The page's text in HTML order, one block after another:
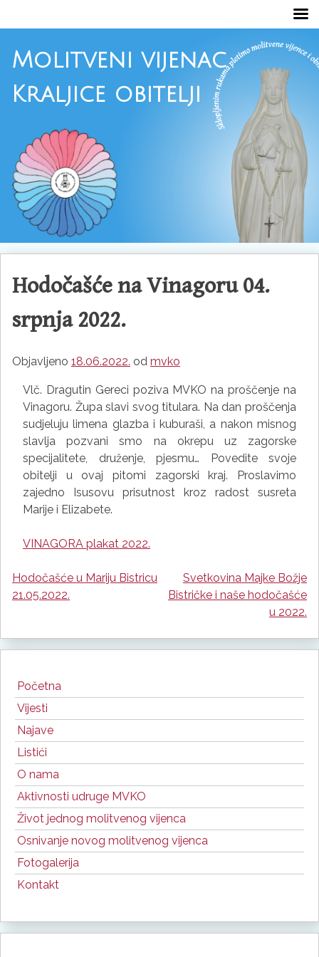
Molitveni vijenac
Kraljice obitelji
do
sadržaja
Hodočašće na Vinagoru 04.
srpnja 2022.
Objavljeno 18.06.2022. od mvko
Vlč. Dragutin Gereci poziva MVKO na proščenje na
Vinagoru. Župa slavi svog titulara. Na dan proščenja
sudjeluju limena glazba i kuburaši, a nakon misnog
slavlja pozvani smo na okrepu uz zagorske
specijalitete, druženje, pjesmu… Povedite svoje
obitelji u ovaj pitomi zagorski kraj. Proslavimo
zajedno Isusovu prisutnost kroz radost susreta
Marije i Elizabete.
VINAGORA plakat 2022.
Navigacija
objava
Hodočašće u Mariju Bistricu
21.05.2022.
Svetkovina Majke Božje
Bistričke i naše hodočašće
u 2022.
Početna
Vijesti
Najave
Listići
O nama
Aktivnosti udruge MVKO
Život jednog molitvenog vijenca
Osnivanje novog molitvenog vijenca
Fotogalerija
Kontakt